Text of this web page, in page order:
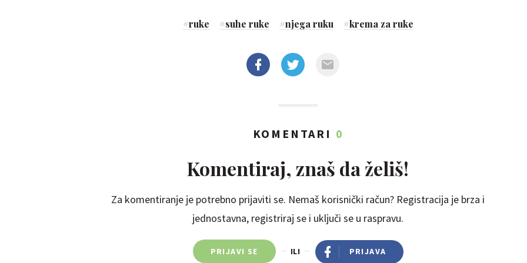
#ruke #suhe ruke #njega ruku #krema za ruke
KOMENTARI 0
Komentiraj, znaš da želiš!
Za komentiranje je potrebno prijaviti se. Nemaš korisnički račun? Registracija je brza i
jednostavna, registriraj se i uključi se u raspravu.
PRIJAVI SE ILI PRIJAVA